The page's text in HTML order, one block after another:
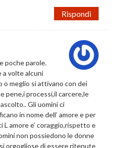
Rispondi
poche parole.
a volte alcuni
o meglio si attivano con dei
pene,i processi,il carcere,le
Gli uomini ci
in nome dell’ amore e per
L amore e’ coraggio,rispetto e
non possiedono le donne
orgogliose di essere ritenute